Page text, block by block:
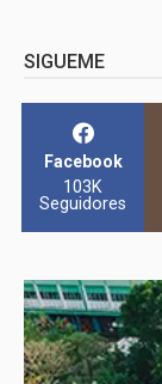
SIGUEME
Facebook
103K
Seguidores